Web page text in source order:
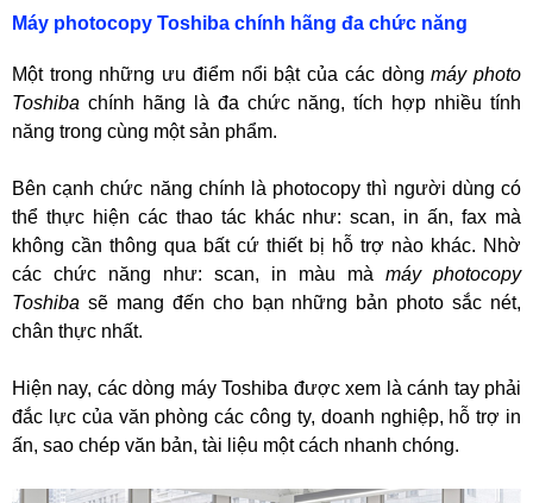
Máy photocopy Toshiba chính hãng đa chức năng
Một trong những ưu điểm nổi bật của các dòngmáy photo
Toshiba chính hãng là đa chức năng, tích hợp nhiều tính
năng trong cùng một sản phẩm.
Bên cạnh chức năng chính là photocopy thì người dùng có
thể thực hiện các thao tác khác như: scan, in ấn, fax mà
không cần thông qua bất cứ thiết bị hỗ trợ nào khác. Nhờ
các chức năng như: scan, in màu mà máy photocopy
Toshiba sẽ mang đến cho bạn những bản photo sắc nét,
chân thực nhất.
Hiện nay, các dòng máy Toshiba được xem là cánh tay phải
đắc lực của văn phòng các công ty, doanh nghiệp, hỗ trợ in
ấn, sao chép văn bản, tài liệu một cách nhanh chóng.